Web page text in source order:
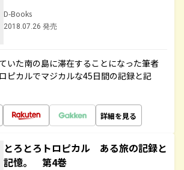
D-Books
2018.07.26 発売
いた南の島に滞在することになった筆者
ピカルでマジカルな45日間の記録と記
詳細を見る
とろとろトロピカル ある旅の記録と
記憶。 第4巻